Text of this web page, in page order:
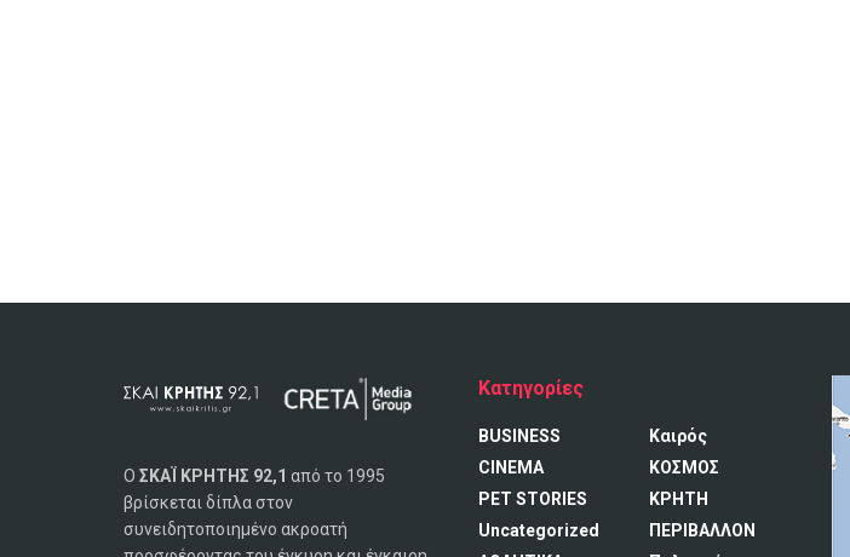
Ο ΣΚΑΪ ΚΡΗΤΗΣ 92,1 από το 1995
βρίσκεται δίπλα στον
συνειδητοποιημένο ακροατή
Κατηγορίες
BUSINESS
CINEMA
PET STORIES
Uncategorized
Καιρός
ΚΟΣΜΟΣ
ΚΡΗΤΗ
ΠΕΡΙΒΑΛΛΟΝ